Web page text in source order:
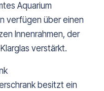
Aquarium
verfügen über einen
Innenrahmen, der
verstärkt.
besitzt ein